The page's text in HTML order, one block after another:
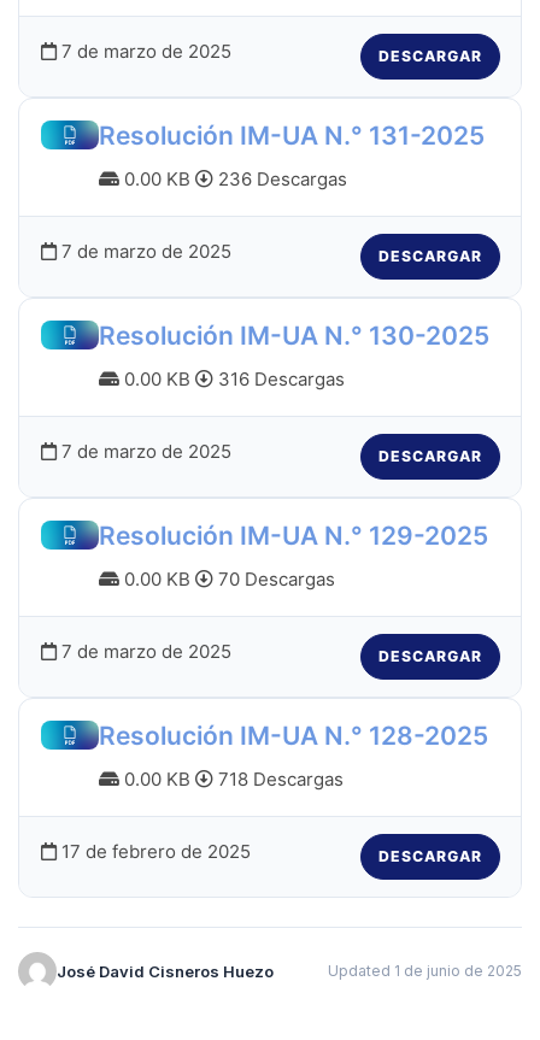
7 de marzo de 2025 DESCARGAR
Resolución IM-UA N.° 131-2025
0.00 KB 236 Descargas
7 de marzo de 2025 DESCARGAR
Resolución IM-UA N.° 130-2025
0.00 KB 316 Descargas
7 de marzo de 2025 DESCARGAR
Resolución IM-UA N.° 129-2025
0.00 KB 70 Descargas
7 de marzo de 2025 DESCARGAR
Resolución IM-UA N.° 128-2025
0.00 KB 718 Descargas
17 de febrero de 2025 DESCARGAR
José David Cisneros Huezo Updated 1 de junio de 2025